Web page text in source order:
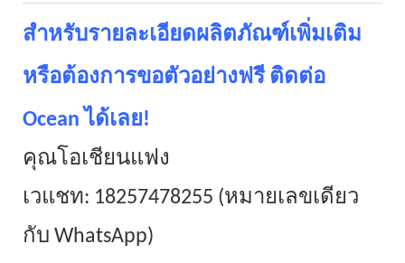
สำหรับรายละเอียดผลิตภัณฑ์เพิ่มเติม
หรือต้องการขอตัวอย่างฟรี ติดต่อ
Ocean ได้เลย!
คุณโอเชียนแฟง
เวแชท: 18257478255 (หมายเลขเดียว
กับ WhatsApp)